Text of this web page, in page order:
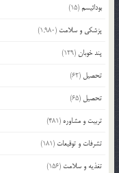
بودائیسم(15)
پزشکی و سلامت (1,980)
پند خوبان(129)
تحصیل (62)
تحصیل (65)
تربیت و مشاوره (481)
تشرفات و توقیعات (181)
تغذیه و سلامت (156)